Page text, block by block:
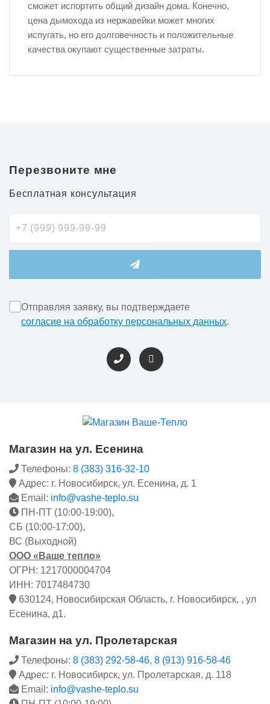
сможет испортить общий дизайн дома. Конечно,
цена дымохода из нержавейки может многих
испугать, но его долговечность и положительные
качества окупают существенные затраты.
Перезвоните мне
Бесплатная консультация
Отправляя заявку, вы подтверждаете
согласие на обработку персональных данных.
Магазин на ул. Есенина
Телефоны: 8 (383) 316-32-10
Адрес: г. Новосибирск, ул. Есенина, д. 1
Email: info@vashe-teplo.su
ПН-ПТ (10:00-19:00),
СБ (10:00-17:00),
ВС (Выходной)
ООО «Ваше тепло»
ОГРН: 1217000004704
ИНН: 7017484730
630124, Новосибирская Область, г. Новосибирск, , ул
Есенина, д1.
Магазин на ул. Пролетарская
Телефоны: 8 (383) 292-58-46, 8 (913) 916-58-46
Адрес: г. Новосибирск, ул. Пролетарская, д. 118
Email: info@vashe-teplo.su